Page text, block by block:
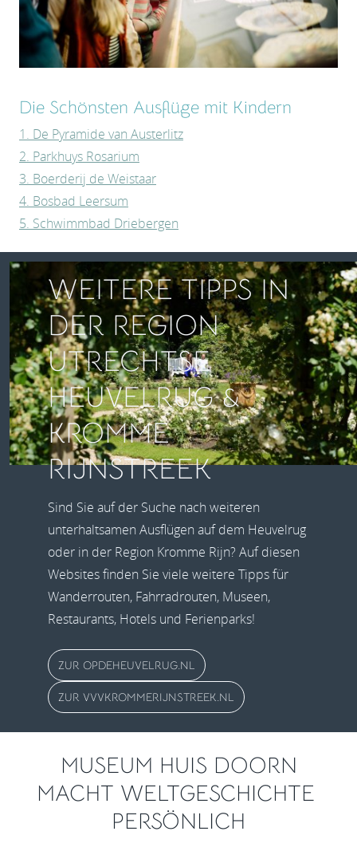
Die Schönsten Ausflüge mit Kindern
1. De Pyramide van Austerlitz
2. Parkhuys Rosarium
3. Boerderij de Weistaar
4. Bosbad Leersum
5. Schwimmbad Driebergen
WEITERE TIPPS IN
DER REGION
UTRECHTSE
HEUVELRUG &
KROMME
RIJNSTREEK
Sind Sie auf der Suche nach weiteren
unterhaltsamen Ausflügen auf dem Heuvelrug
oder in der Region Kromme Rijn? Auf diesen
Websites finden Sie viele weitere Tipps für
Wanderrouten, Fahrradrouten, Museen,
Restaurants, Hotels und Ferienparks!
ZUR OPDEHEUVELRUG.NL
ZUR VVVKROMMERIJNSTREEK.NL
MUSEUM HUIS DOORN
MACHT WELTGESCHICHTE
PERSÖNLICH